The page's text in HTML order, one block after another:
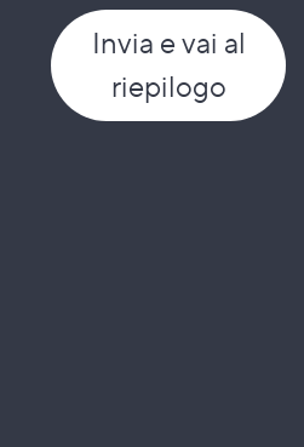
Invia e vai al
riepilogo